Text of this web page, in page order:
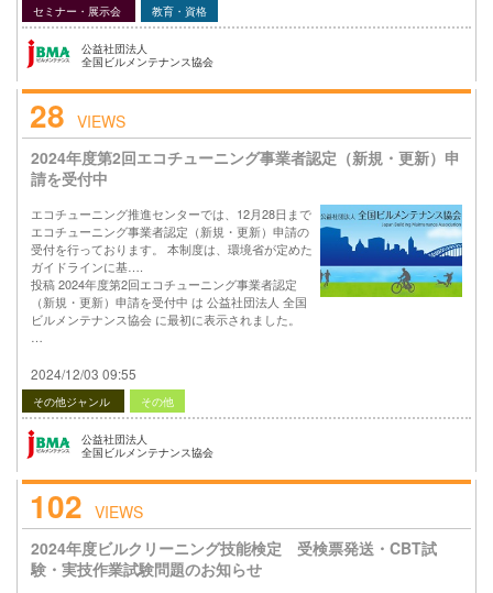
セミナー・展示会 教育・資格
公益社団法人
全国ビルメンテナンス協会
28 VIEWS
2024年度第2回エコチューニング事業者認定（新規・更新）申
請を受付中
エコチューニング推進センターでは、12月28日まで
エコチューニング事業者認定（新規・更新）申請の
受付を行っております。 本制度は、環境省が定めた
ガイドラインに基….
投稿 2024年度第2回エコチューニング事業者認定
（新規・更新）申請を受付中 は 公益社団法人 全国
ビルメンテナンス協会 に最初に表示されました。
2024/12/03 09:55
その他ジャンル その他
公益社団法人
全国ビルメンテナンス協会
102 VIEWS
2024年度ビルクリーニング技能検定 受検票発送・CBT試
験・実技作業試験問題のお知らせ